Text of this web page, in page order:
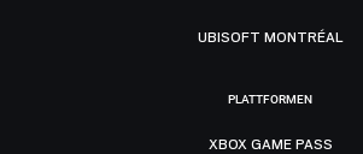
UBISOFT MONTRÉAL
PLATTFORMEN
XBOX GAME PASS